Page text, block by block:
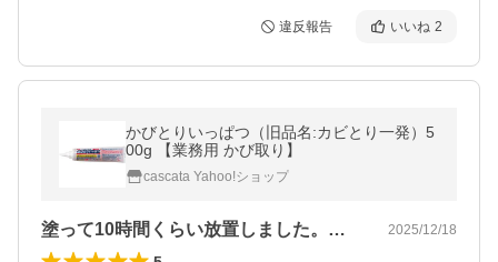
違反報告 いいね 2
かびとりいっぱつ（旧品名:カビとり一発）5
00g 【業務用 かび取り】
cascata Yahoo!ショップ
塗って10時間くらい放置しました。諦め… 2025/12/18